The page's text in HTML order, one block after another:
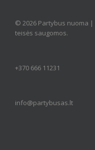
© 2026 Partybus nuoma |
teisės saugomos.
+370 666 11231
info@partybusas.lt